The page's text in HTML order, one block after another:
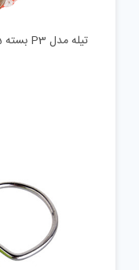
تیله مدل P3 بسته 25 عددی